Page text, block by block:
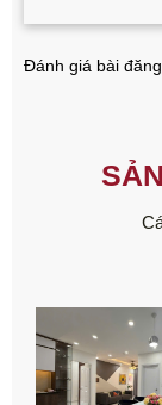
Đánh giá bài